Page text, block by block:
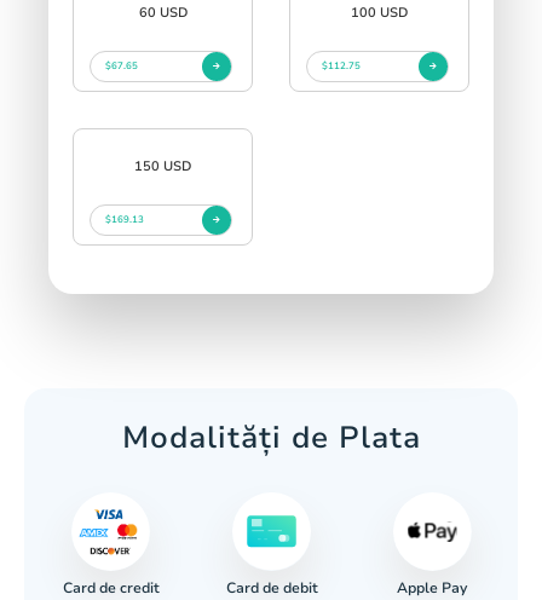
60 USD
$67.65
100 USD
$112.75
150 USD
$169.13
Modalități de Plata
Card de credit Card de debit Apple Pay